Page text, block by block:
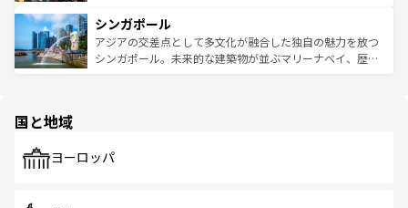
参照してほしい。
激する。気候は一年中温暖で、どの季節にも異なる楽しみ
が待っている。親しみやすいタイの人々、仏教を中心とし
た文化、そして多様な観光資源が、訪れる旅人を魅了し続
み、どこを訪れても感動するはず。観光スポットが密集し
ており、効率よく見どころを回れるのも魅力。息をのむよ
うな絶景から文化的な体験まで、香港を存分に楽しみ尽く
シンガポール
アジアの交差点として多文化が融合した独自の魅力を放つ
シンガポール。未来的な建築物が並ぶマリーナベイ、歴史
で、ホーカーズは地元の風情を楽しめる外せないスポット
国と地域
ヨーロッパ